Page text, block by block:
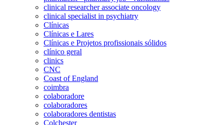
clinical researcher associate oncology
clinical specialist in psychiatry
Clínicas
Clínicas e Lares
Clínicas e Projetos profissionais sólidos
clínico geral
clinics
CNC
Coast of England
coimbra
colaboradore
colaboradores
colaboradores dentistas
Colchester